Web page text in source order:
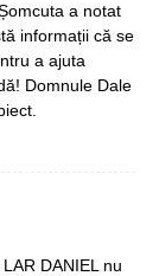
a notat
informații că se
a ajuta
Domnule Dale
DANIEL nu